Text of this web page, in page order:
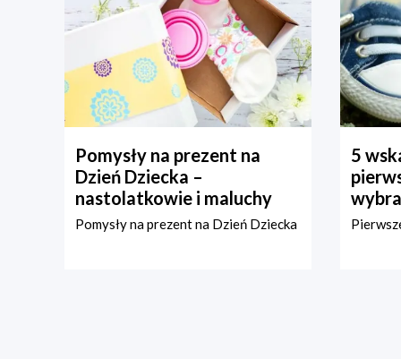
Pomysły na prezent na
Dzień Dziecka –
nastolatkowie i maluchy
Pomysły na prezent na Dzień Dziecka
5